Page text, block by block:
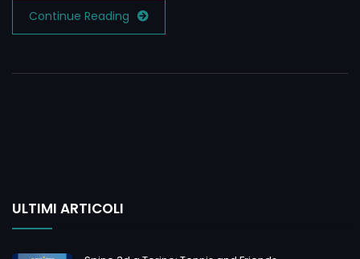
Continue Reading
ULTIMI ARTICOLI